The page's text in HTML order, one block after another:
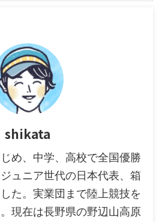
shikata
め、中学、高校で全国優勝
ュニア世代の日本代表、箱
た。実業団まで陸上競技を
現在は長野県の野辺山高原